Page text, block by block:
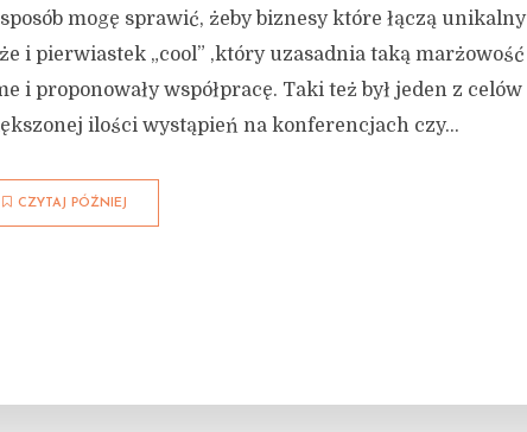
mogę sprawić, żeby biznesy które łączą unikalny
i pierwiastek „cool” ,który uzasadnia taką marżowość
i proponowały współpracę. Taki też był jeden z celów
ilości wystąpień na konferencjach czy...
CZYTAJ PÓŹNIEJ